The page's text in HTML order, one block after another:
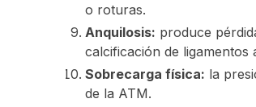
o roturas.
Anquilosis: produce
calcificación de ligamentos
Sobrecarga física: la
de la ATM.